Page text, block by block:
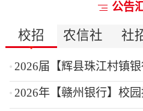
公告
校招 农信社 社
2026届【辉县珠江村镇
2026年【赣州银行】校